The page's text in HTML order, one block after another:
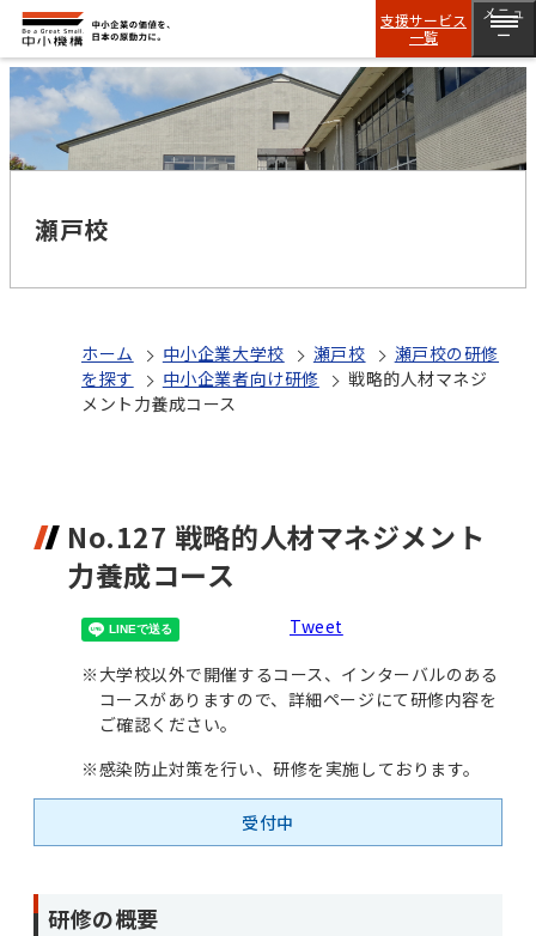
支援サービス
一覧
メニュ
ー
瀬戸校
ホーム 中小企業大学校 瀬戸校
瀬戸校の研修
を探す
中小企業者向け研修
戦略的人材マネジ
メント力養成コース
No.127 戦略的人材マネジメント
力養成コース
Tweet
※大学校以外で開催するコース、インターバルのある
コースがありますので、詳細ページにて研修内容を
ご確認ください。
※感染防止対策を行い、研修を実施しております。
受付中
研修の概要